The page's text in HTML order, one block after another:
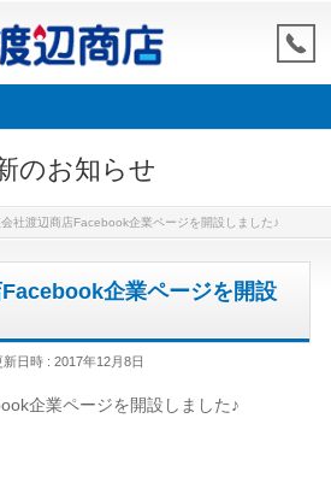
のお知らせ
社渡辺商店Facebook企業ページを開設しました♪
企業ページを開設
新日時 : 2017年12月8日
企業ページを開設しました♪